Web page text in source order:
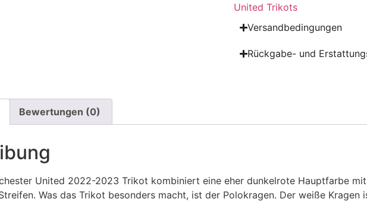
United Trikots
Versandbedingungen
Rückgabe- und
Bewertungen (0)
United 2022-2023 Trikot kombiniert eine eher dunkelrote Hauptfarbe
Was das Trikot besonders macht, ist der Polokragen. Der weiße